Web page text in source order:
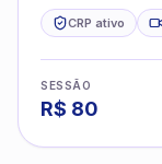
CRP ativo
SESSÃO
R$ 80